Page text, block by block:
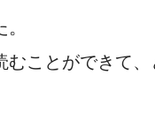
ことができて、